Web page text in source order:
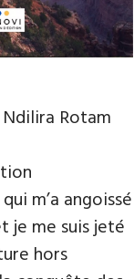
Rotam
m’a angoissé
je me suis jeté
hors